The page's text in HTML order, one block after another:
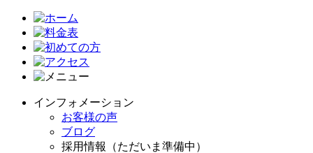
インフォメーション
お客様の声
ブログ
採用情報（ただいま準備中）